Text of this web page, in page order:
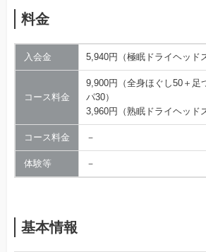
料金
入会金 5,940円（極眠ドライヘッド
コース料金
9,900円（全身ほぐし50＋足
パ30）
3,960円（熟眠ドライヘッド
コース料金 －
体験等 －
基本情報